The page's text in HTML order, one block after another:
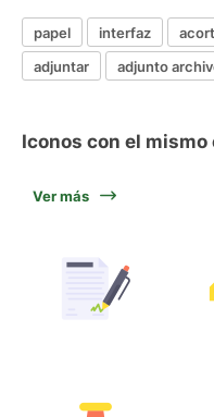
papel interfaz
adjuntar
adjunto
Iconos con el
Ver más